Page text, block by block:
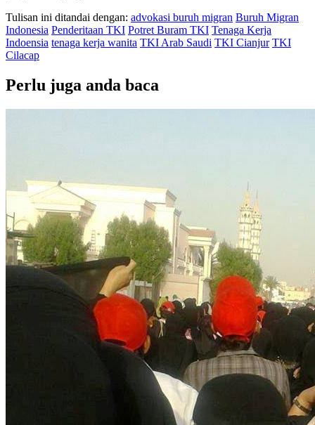
Tulisan ini ditandai dengan: advokasi buruh migran Buruh Migran
Indonesia Penderitaan TKI Potret Buram TKI Tenaga Kerja
Indoensia tenaga kerja wanita TKI Arab Saudi TKI Cianjur TKI
Cilacap
Perlu juga anda baca